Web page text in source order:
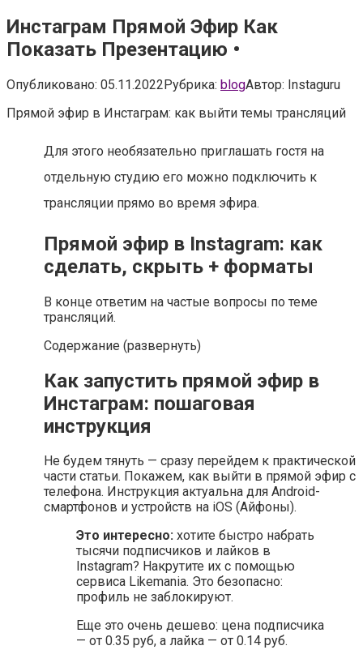
Инстаграм Прямой Эфир Как
Показать Презентацию •
Опубликовано: 05.11.2022Рубрика: blogАвтор: Instaguru
Прямой эфир в Инстаграм: как выйти темы трансляций
Для этого необязательно приглашать гостя на
отдельную студию его можно подключить к
трансляции прямо во время эфира.
Прямой эфир в Instagram: как
сделать, скрыть + форматы
В конце ответим на частые вопросы по теме
трансляций.
Содержание (развернуть)
Как запустить прямой эфир в
Инстаграм: пошаговая
инструкция
Не будем тянуть — сразу перейдем к практической
части статьи. Покажем, как выйти в прямой эфир с
телефона. Инструкция актуальна для Android-
смартфонов и устройств на iOS (Айфоны).
Это интересно: хотите быстро набрать
тысячи подписчиков и лайков в
Instagram? Накрутите их с помощью
сервиса Likemania. Это безопасно:
профиль не заблокируют.
Еще это очень дешево: цена подписчика
— от 0.35 руб, а лайка — от 0.14 руб.